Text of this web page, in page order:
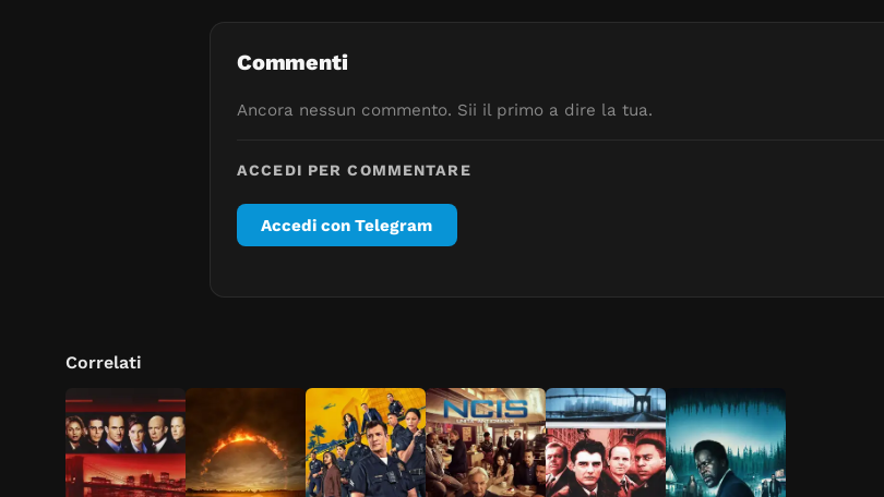
Commenti
Ancora nessun commento. Sii il primo a dire la tua.
ACCEDI PER COMMENTARE
Accedi con Telegram
Correlati